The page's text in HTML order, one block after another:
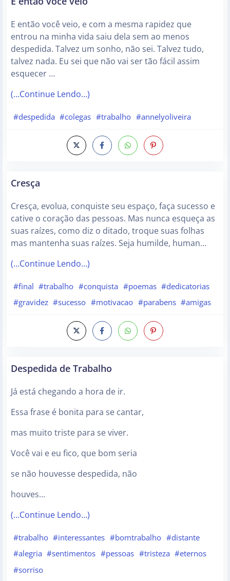
E então você veio, e com a mesma rapidez que
entrou na minha vida saiu dela sem ao menos
despedida. Talvez um sonho, não sei. Talvez tudo,
talvez nada. Eu sei que não vai ser tão fácil assim
esquecer …
(…Continue Lendo…)
#despedida #colegas #trabalho #annelyoliveira
Cresça
Cresça, evolua, conquiste seu espaço, faça sucesso e
cative o coração das pessoas. Mas nunca esqueça as
suas raízes, como diz o ditado, troque suas folhas
mas mantenha suas raízes. Seja humilde, human…
(…Continue Lendo…)
#final #trabalho #conquista #poemas #dedicatorias
#gravidez #sucesso #motivacao #parabens #amigas
Despedida de Trabalho
Já está chegando a hora de ir.
Essa frase é bonita para se cantar,
mas muito triste para se viver.
Você vai e eu fico, que bom seria
se não houvesse despedida, não
houves…
(…Continue Lendo…)
#trabalho #interessantes #bomtrabalho #distante
#alegria #sentimentos #pessoas #tristeza #eternos
#sorriso